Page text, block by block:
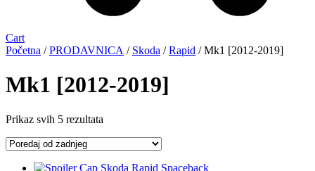
Cart
Početna /PRODAVNICA / Skoda /Rapid / Mk1 [2012-2019]
Mk1 [2012-2019]
Prikaz svih 5 rezultata